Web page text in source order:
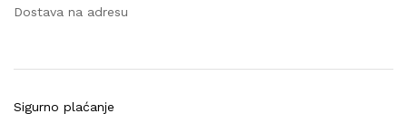
Dostava na adresu
Sigurno plaćanje